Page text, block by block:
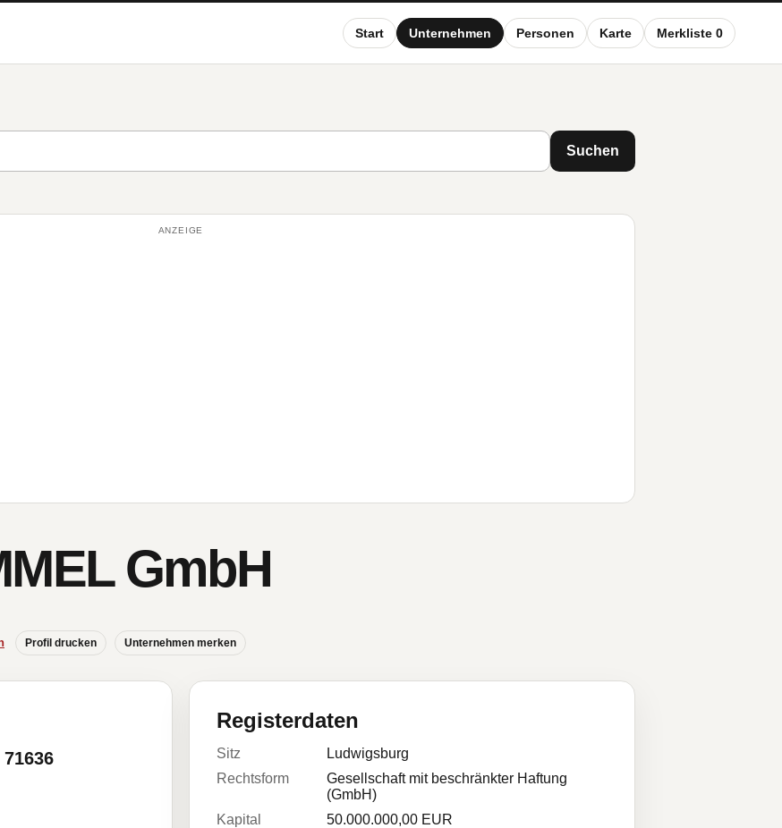
Start Unternehmen Personen Karte Merkliste 0
Suchen
ANZEIGE
GmbH
Profil drucken Unternehmen merken
Registerdaten
Sitz
Ludwigsburg
Rechtsform
Gesellschaft mit beschränkter Haftung
(GmbH)
Kapital
50.000.000,00 EUR